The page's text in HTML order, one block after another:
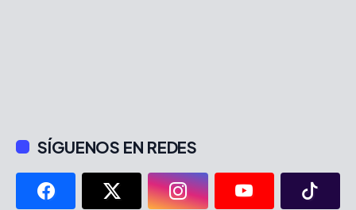
SÍGUENOS EN REDES